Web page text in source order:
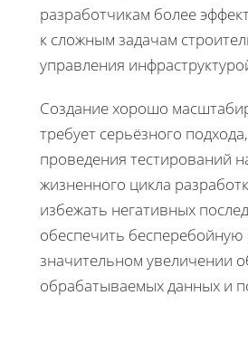
разработчикам более
к сложным задачам
управления
Создание хорошо
требует серьёзного
проведения тестирований
жизненного цикла
избежать негативных
обеспечить бесперебойную
значительном увеличении
обрабатываемых данных и